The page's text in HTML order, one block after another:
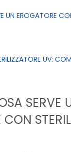
UN EROGATORE
UV:
SERVE